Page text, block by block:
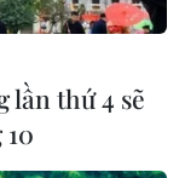
lần thứ 4 sẽ